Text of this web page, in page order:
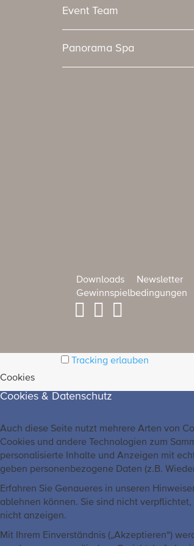
Event Team
Panorama Spa
Downloads Newsletter
Gewinnspielbedingungen
Tracking erlauben
Cookies
Cookies & Datenschutz
Auch diese Seite nutzt mehrere Arten von
Cookies und andere Technologien zum
personalisierte Inhalte und Anzeigen mit
geben personenbezogene Daten (z.B.
Erfahren Sie Genaueres in unseren
ablehnen können. Sie sind nicht
nicht anzeigen.
Mit Ihrem Einverständnis („Akzeptieren“)